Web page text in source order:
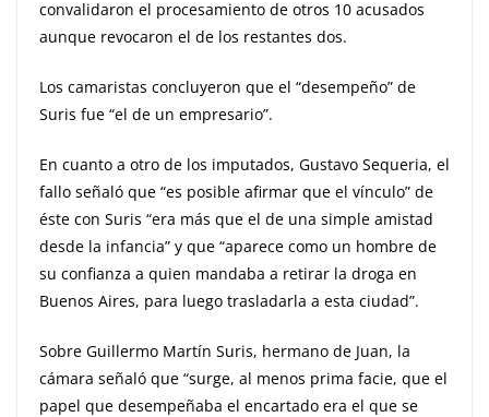
convalidaron el procesamiento de otros 10 acusados
aunque revocaron el de los restantes dos.
Los camaristas concluyeron que el “desempeño” de
Suris fue “el de un empresario”.
En cuanto a otro de los imputados, Gustavo Sequeria, el
fallo señaló que “es posible afirmar que el vínculo” de
éste con Suris “era más que el de una simple amistad
desde la infancia” y que “aparece como un hombre de
su confianza a quien mandaba a retirar la droga en
Buenos Aires, para luego trasladarla a esta ciudad”.
Sobre Guillermo Martín Suris, hermano de Juan, la
cámara señaló que “surge, al menos prima facie, que el
papel que desempeñaba el encartado era el que se